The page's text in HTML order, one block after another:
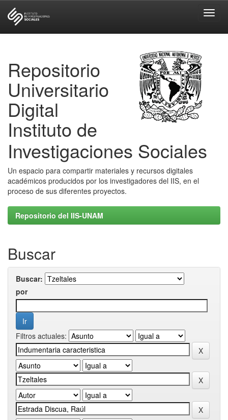
Repositorio
Universitario
Digital
Instituto de
Investigaciones Sociales
Un espacio para compartir materiales y recursos digitales
académicos producidos por los investigadores del IIS, en el
proceso de sus diferentes proyectos.
Repositorio del IIS-UNAM
Buscar
Buscar:
por
Filtros actuales: